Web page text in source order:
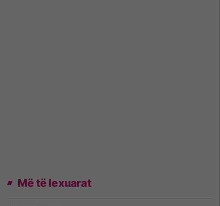
Më të lexuarat